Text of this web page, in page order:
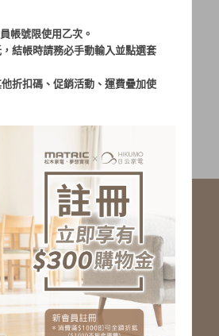
社群服務連結
歡迎加入 <LINE ID: @matric.jp>
服 Facebook 歡迎加入
專線：03-323-2180
:genios.service@gmail.com
帳號限使用乙次。
結帳時請務必手動輸入並點選套
折扣碼、促銷活動、運費疊加使